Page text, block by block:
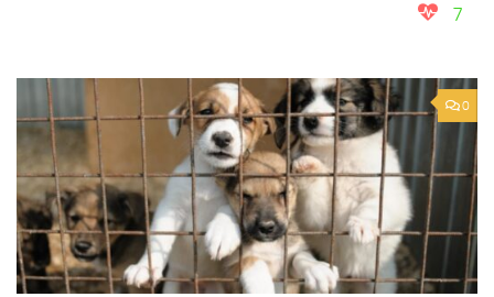
7
0